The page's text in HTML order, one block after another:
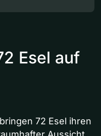
Esel auf
72 Esel ihren